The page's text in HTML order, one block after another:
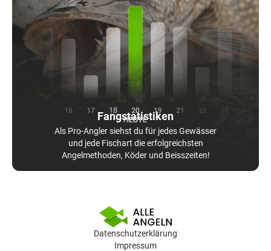
Fangstatistiken
Als Pro-Angler siehst du für jedes Gewässer
und jede Fischart die erfolgreichsten
Angelmethoden, Köder und Beisszeiten!
Datenschutzerklärung
Impressum